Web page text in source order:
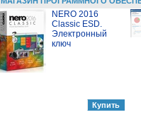
NERO 2016
Classic ESD.
Электронный
ключ